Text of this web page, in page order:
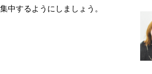
中するようにしましょう。